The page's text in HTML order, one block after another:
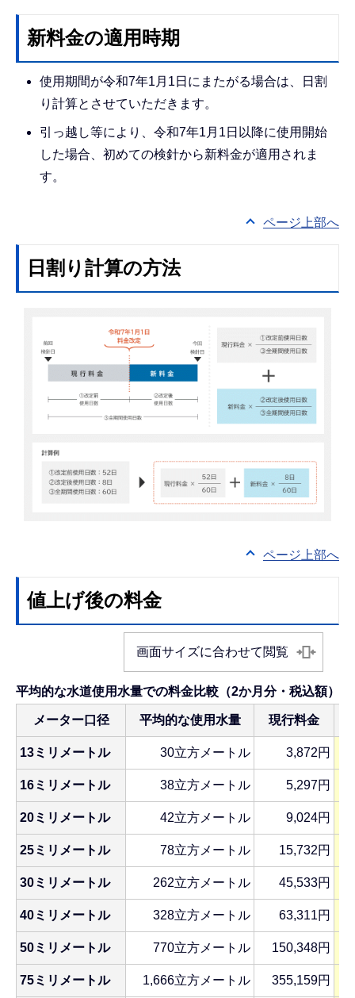
新料金の適用時期
使用期間が令和7年1月1日にまたがる場合は、日割
り計算とさせていただきます。
引っ越し等により、令和7年1月1日以降に使用開始
した場合、初めての検針から新料金が適用されま
す。
ページ上部へ
日割り計算の方法
ページ上部へ
値上げ後の料金
画面サイズに合わせて閲覧
平均的な水道使用水量での料金比較（2か月分・税込額）
メーター口径 平均的な使用水量 現行料金
13ミリメートル 30立方メートル 3,872円
16ミリメートル 38立方メートル 5,297円
20ミリメートル 42立方メートル 9,024円
25ミリメートル 78立方メートル 15,732円
30ミリメートル 262立方メートル 45,533円
40ミリメートル 328立方メートル 63,311円
50ミリメートル 770立方メートル 150,348円
75ミリメートル 1,666立方メートル 355,159円